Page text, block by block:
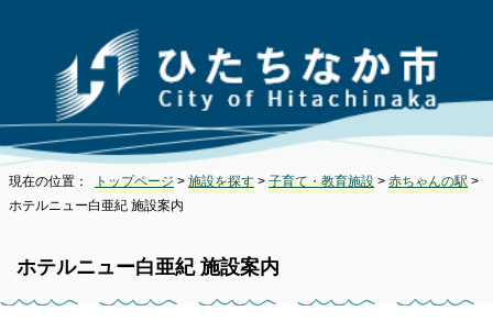
現在の位置： トップページ > 施設を探す > 子育て・教育施設 > 赤ちゃんの駅 >
ホテルニュー白亜紀 施設案内
ホテルニュー白亜紀 施設案内